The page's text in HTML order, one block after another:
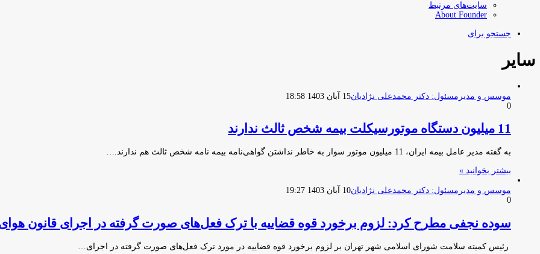
سایت‌های مرتبط
About Founder
جستجو برای
سایر
موسس و مدیرمسئول: دکتر محمدعلی نژادیان15 آبان 1403 18:58
0
11 میلیون دستگاه موتورسیکلت بیمه شخص ثالث ندارند
به گفته مدیر عامل بیمه ایران‌، 11 میلیون موتور سوار به خاطر نداشتن گواهی‌نامه بیمه نامه شخص ثالث هم ندارند.…
بیشتر بخوانید »
موسس و مدیرمسئول: دکتر محمدعلی نژادیان10 آبان 1403 19:27
0
سوده نجفی مطرح کرد: لزوم برخورد قوه قضاییه با ترک فعل‌های صورت گرفته در اجرای قانون
رئیس کمیته سلامت شورای اسلامی شهر تهران بر لزوم برخورد قوه قضاییه در مورد ترک فعل‌های صورت گرفته در اجرای…